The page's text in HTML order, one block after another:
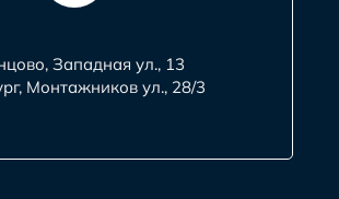
Западная ул., 13
Монтажников ул., 28/3